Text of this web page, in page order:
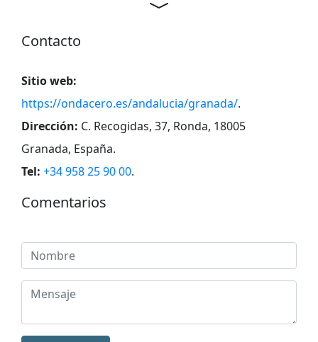
Contacto
Sitio web:
https://ondacero.es/andalucia/granada/.
Dirección: C. Recogidas, 37, Ronda, 18005
Granada, España.
Tel: +34 958 25 90 00.
Comentarios